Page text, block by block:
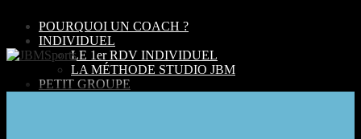
POURQUOI UN COACH ?
INDIVIDUEL
LE 1er RDV INDIVIDUEL
LA MÉTHODE STUDIO JBM
PETIT GROUPE